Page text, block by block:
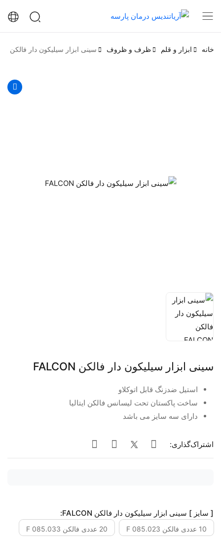
خانه ابزار و قلم ظرف و ظروف سینی ابزار سیلیکون دار فالکن FALCON
سینی ابزار سیلیکون دار فالکن FALCON
استیل ضدزنگ قابل اتوکلاو
ساخت پاکستان تحت لیسانس فالکن ایتالیا
دارای سه سایز می باشد
اشتراک‌گذاری:
[ سایز ] سینی ابزار سیلیکون دار فالکن FALCON:
10 عددی فالکن F 085.023 20 عددی فالکن F 085.033